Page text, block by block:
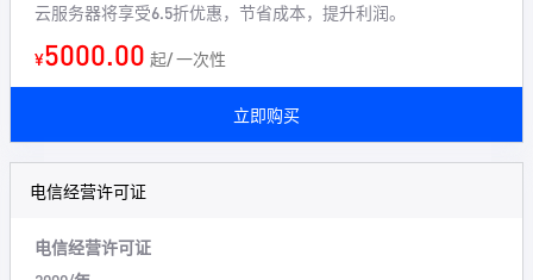
云服务器将享受6.5折优惠，节省成本，提升利润。
¥5000.00 起/ 一次性
立即购买
电信经营许可证
电信经营许可证